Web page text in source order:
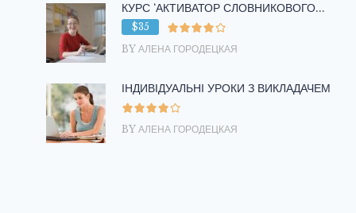
КУРС ‘АКТИВАТОР СЛОВНИКОВОГО...
$35
BY АЛЕНА ГОРОДЕЦКАЯ
ІНДИВІДУАЛЬНІ УРОКИ З ВИКЛАДАЧЕМ
BY АЛЕНА ГОРОДЕЦКАЯ